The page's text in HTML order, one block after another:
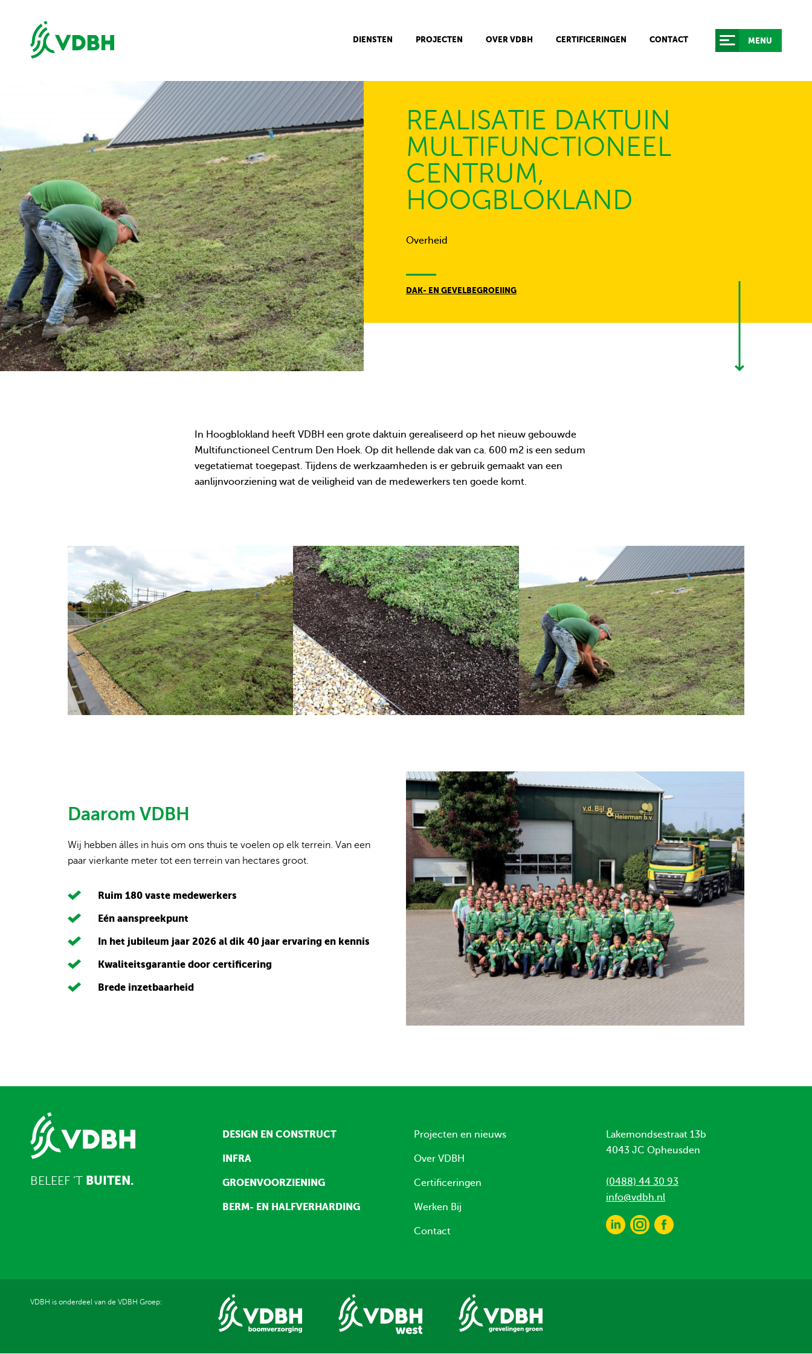
DIENSTEN PROJECTEN OVER VDBH CERTIFICERINGEN CONTACT MENU
REALISATIE DAKTUIN
MULTIFUNCTIONEEL
CENTRUM,
HOOGBLOKLAND
Overheid
DAK- EN GEVELBEGROEIING
In Hoogblokland heeft VDBH een grote daktuin gerealiseerd op het nieuw gebouwde
Multifunctioneel Centrum Den Hoek. Op dit hellende dak van ca. 600 m2 is een sedum
vegetatiemat toegepast. Tijdens de werkzaamheden is er gebruik gemaakt van een
aanlijnvoorziening wat de veiligheid van de medewerkers ten goede komt.
Daarom VDBH
Wij hebben álles in huis om ons thuis te voelen op elk terrein. Van een
paar vierkante meter tot een terrein van hectares groot.
Ruim 180 vaste medewerkers
Eén aanspreekpunt
In het jubileum jaar 2026 al dik 40 jaar ervaring en kennis
Kwaliteitsgarantie door certificering
Brede inzetbaarheid
BELEEF 'T BUITEN.
DESIGN EN CONSTRUCT
INFRA
GROENVOORZIENING
BERM- EN HALFVERHARDING
Projecten en nieuws
Over VDBH
Certificeringen
Werken Bij
Contact
Lakemondsestraat 13b
4043 JC Opheusden
(0488) 44 30 93
info@vdbh.nl
VDBH is onderdeel van de VDBH Groep: